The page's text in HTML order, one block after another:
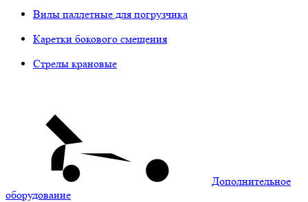
Вилы паллетные для погрузчика
Каретки бокового смещения
Стрелы крановые
Дополнительное
оборудование